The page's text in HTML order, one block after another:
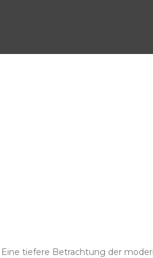
tiefere Betrachtung der